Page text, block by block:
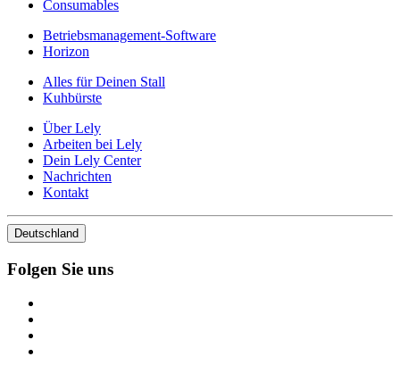
Consumables
Betriebsmanagement-Software
Horizon
Alles für Deinen Stall
Kuhbürste
Über Lely
Arbeiten bei Lely
Dein Lely Center
Nachrichten
Kontakt
Deutschland
Folgen Sie uns